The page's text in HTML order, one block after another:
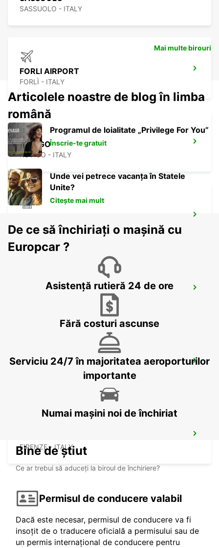
SASSUOLO - ITALY
FORLI AIRPORT
FORLÌ - ITALY
ROVIGO
ROVIGO - ITALY
RAVENNA - ITALY
FLORENCE AIRPORT
FLORENCE NOVOLI
FIRENZE - ITALY
Mai multe birouri
Articolele noastre de blog în limba
română
Programul de loialitate „Privilege For You”
Înscrie-te gratuit
Unde vei petrece vacanța în Statele
Unite?
Citește mai mult
De ce să închiriați o mașină cu
Europcar ?
Asistență rutieră 24 de ore
Fără costuri ascunse
Serviciu 24/7 în majoritatea aeroporturilor
importante
Numai mașini noi de închiriat
Bine de știut
Ce ar trebui să aduceți la biroul de închiriere?
Permisul de conducere valabil
Dacă este necesar, permisul de conducere va fi
insoțit de o traducere oficială a permisului sau de
un permis internațional de conducere pentru